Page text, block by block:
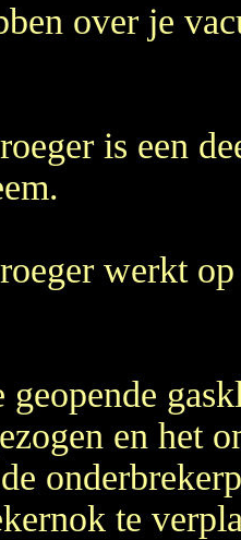
over je
is een
werkt
en het
te